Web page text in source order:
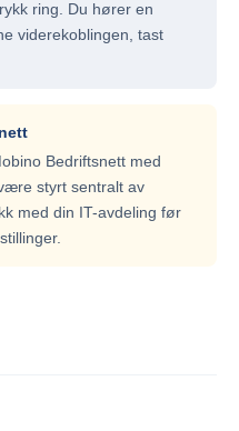
ring. Du hører en
viderekoblingen, tast
Bedriftsnett med
styrt sentralt av
med din IT-avdeling før